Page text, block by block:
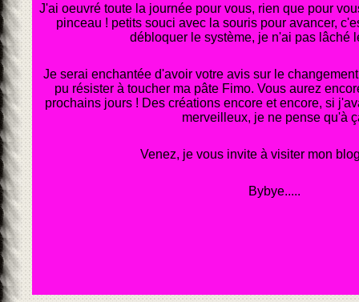
J'ai oeuvré toute la journée pour vous, rien que pour
pinceau ! petits souci avec la souris pour avancer,
débloquer le système, je n'ai pas lâché
Je serai enchantée d'avoir votre avis sur le
pu résister à toucher ma pâte Fimo. Vous aurez
prochains jours ! Des créations encore et encore, si
merveilleux, je ne pense qu'à
Venez, je vous invite à visiter mon
Bybye.....